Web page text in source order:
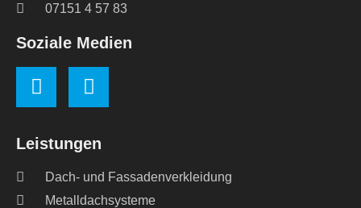
Leistungen
Dach- und Fassadenverkleidung
Metalldachsysteme
07151 4 57 83
Soziale Medien